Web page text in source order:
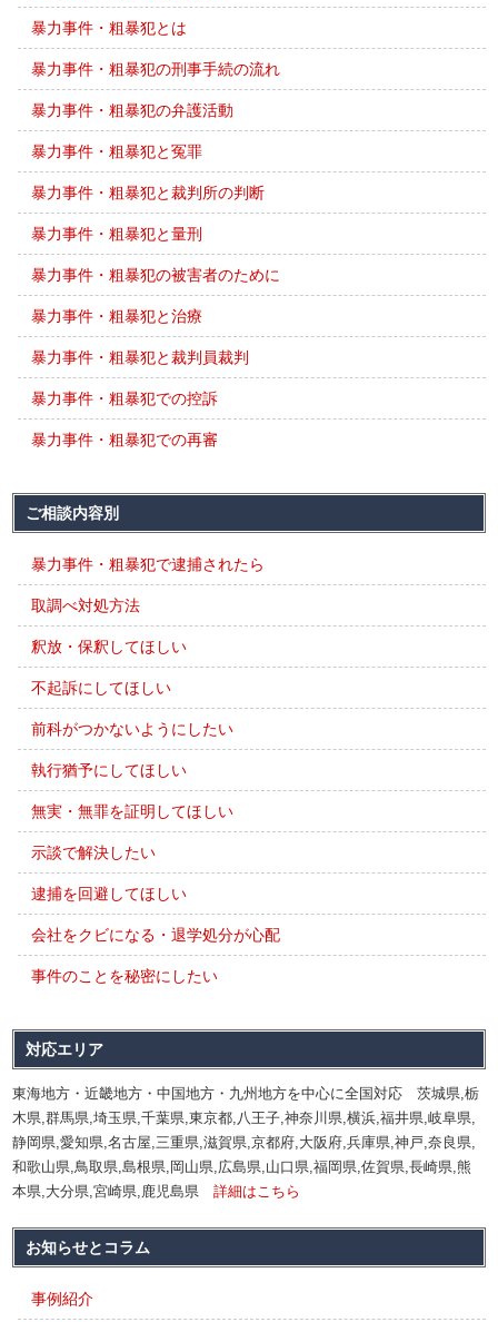
暴力事件・粗暴犯とは
暴力事件・粗暴犯の刑事手続の流れ
暴力事件・粗暴犯の弁護活動
暴力事件・粗暴犯と冤罪
暴力事件・粗暴犯と裁判所の判断
暴力事件・粗暴犯と量刑
暴力事件・粗暴犯の被害者のために
暴力事件・粗暴犯と治療
暴力事件・粗暴犯と裁判員裁判
暴力事件・粗暴犯での控訴
暴力事件・粗暴犯での再審
ご相談内容別
暴力事件・粗暴犯で逮捕されたら
取調べ対処方法
釈放・保釈してほしい
不起訴にしてほしい
前科がつかないようにしたい
執行猶予にしてほしい
無実・無罪を証明してほしい
示談で解決したい
逮捕を回避してほしい
会社をクビになる・退学処分が心配
事件のことを秘密にしたい
対応エリア
東海地方・近畿地方・中国地方・九州地方を中心に全国対応 茨城県,栃
木県,群馬県,埼玉県,千葉県,東京都,八王子,神奈川県,横浜,福井県,岐阜県,
静岡県,愛知県,名古屋,三重県,滋賀県,京都府,大阪府,兵庫県,神戸,奈良県,
和歌山県,鳥取県,島根県,岡山県,広島県,山口県,福岡県,佐賀県,長崎県,熊
本県,大分県,宮崎県,鹿児島県詳細はこちら
お知らせとコラム
事例紹介